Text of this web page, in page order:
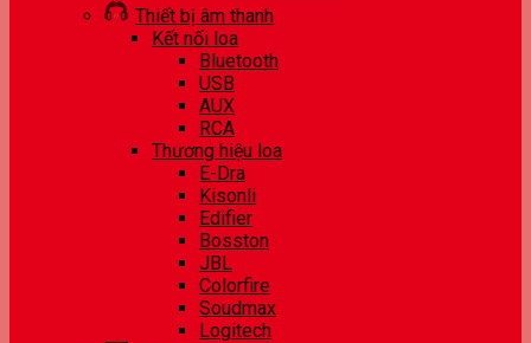
Thiết bị âm thanh
Kết nối loa
Bluetooth
USB
AUX
RCA
Thương hiệu loa
E-Dra
Kisonli
Edifier
Bosston
JBL
Colorfire
Soudmax
Logitech